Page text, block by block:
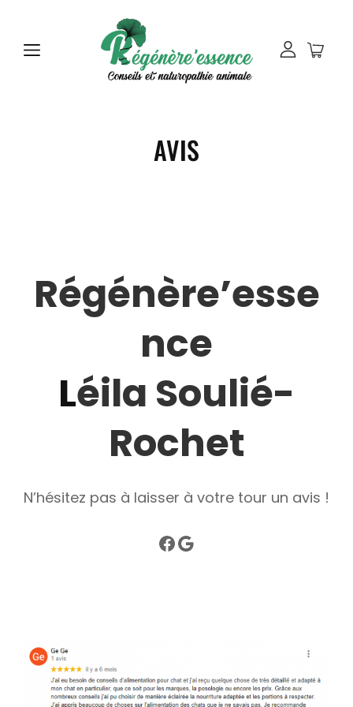
AVIS
Régénère’esse
nce
Léila Soulié-
Rochet
N’hésitez pas à laisser à votre tour un avis !
Facebook
Google